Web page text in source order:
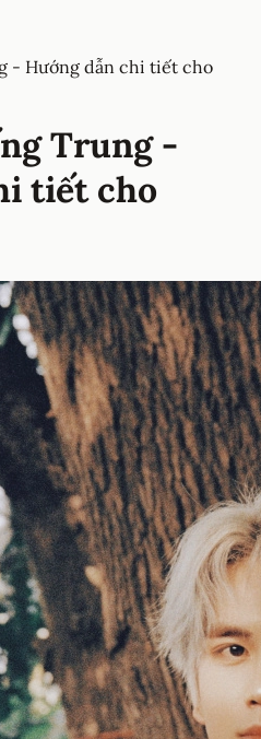
- Hướng dẫn chi tiết cho
Trung -
tiết cho